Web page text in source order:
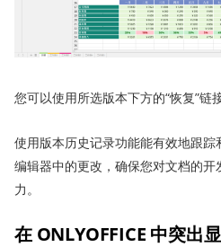
您可以使用所选版本下方的“恢复”链
使用版本历史记录功能能有效地跟踪
编辑器中的更改，确保您对文档的
力。
在 ONLYOFFICE 中突出